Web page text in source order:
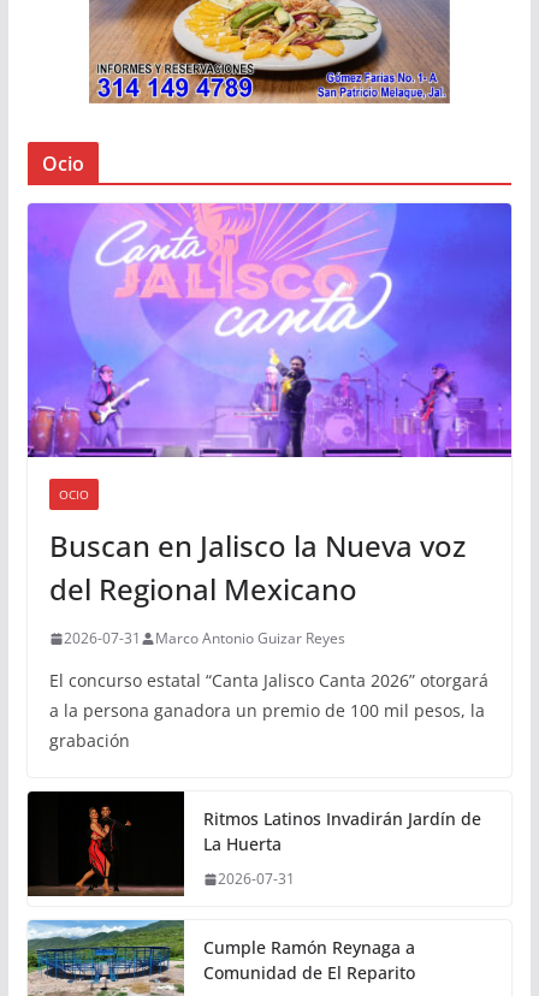
Ocio
OCIO
Buscan en Jalisco la Nueva voz
del Regional Mexicano
2026-07-31 Marco Antonio Guizar Reyes
El concurso estatal “Canta Jalisco Canta 2026” otorgará
a la persona ganadora un premio de 100 mil pesos, la
grabación
Ritmos Latinos Invadirán Jardín de
La Huerta
2026-07-31
Cumple Ramón Reynaga a
Comunidad de El Reparito